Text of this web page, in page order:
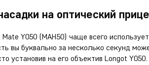
на оптический
Y050 (MAH50) чаще всего
вы буквально за несколько секунд
установив на его объектив Longot